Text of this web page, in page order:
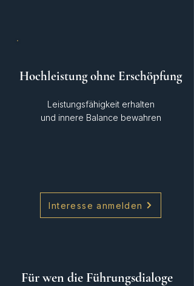
Hochleistung ohne Erschöpfung
Leistungsfähigkeit erhalten
und innere Balance bewahren
Interesse anmelden
Für wen die Führungsdialoge